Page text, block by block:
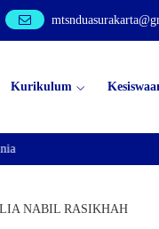
Kurikulum
NABIL RASIKHAH